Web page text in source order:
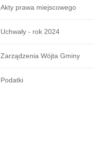
Akty prawa miejscowego
Uchwały - rok 2024
Zarządzenia Wójta Gminy
Podatki